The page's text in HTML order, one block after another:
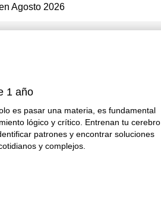
Agosto 2026
1 año
es pasar una materia, es fundamental
lógico y crítico. Entrenan tu cerebro
patrones y encontrar soluciones
y complejos.